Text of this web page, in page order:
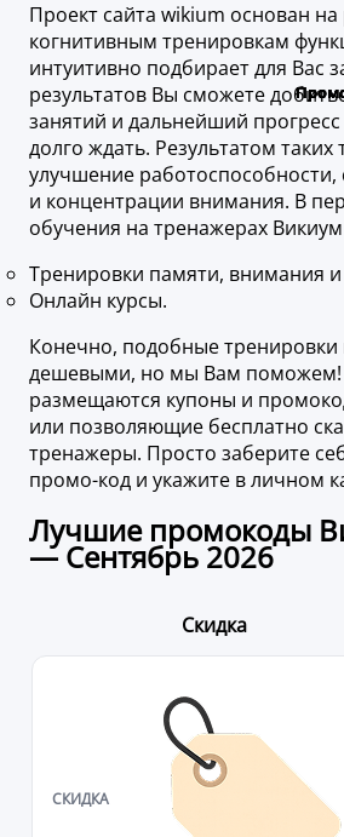
Проект сайта wikium основан на
когнитивным тренировкам
интуитивно подбирает для Вас
результатов Вы сможете
занятий и дальнейший прогресс
долго ждать. Результатом таких
улучшение работоспособности,
и концентрации внимания. В
обучения на тренажерах Викиум
Тренировки памяти, внимания
Онлайн курсы.
Конечно, подобные тренировки
дешевыми, но мы Вам поможем!
размещаются купоны и
или позволяющие бесплатно
тренажеры. Просто заберите
промо-код и укажите в личном
Лучшие промокоды
— Сентябрь 2026
Скидка